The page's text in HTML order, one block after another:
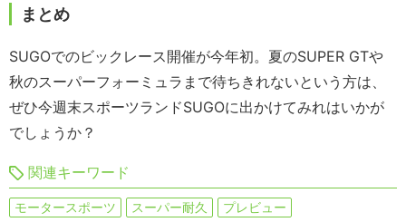
まとめ
SUGOでのビックレース開催が今年初。夏のSUPER GTや
秋のスーパーフォーミュラまで待ちきれないという方は、
ぜひ今週末スポーツランドSUGOに出かけてみれはいかが
でしょうか？
関連キーワード
モータースポーツ スーパー耐久
プレビュー